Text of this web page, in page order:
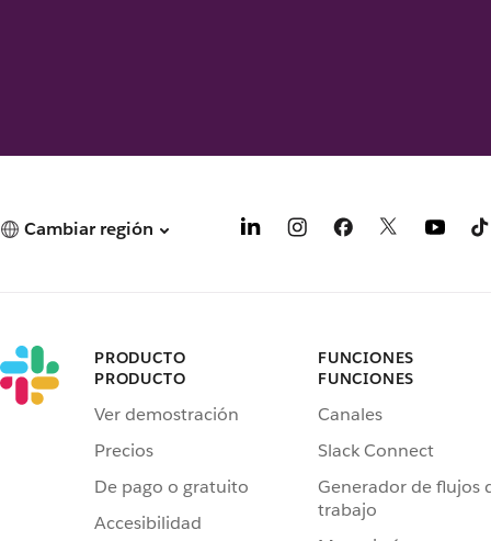
Cambiar región
PRODUCTO
PRODUCTO
Ver demostración
Precios
De pago o gratuito
Accesibilidad
FUNCIONES
FUNCIONES
Canales
Slack Connect
Generador de flujos
trabajo